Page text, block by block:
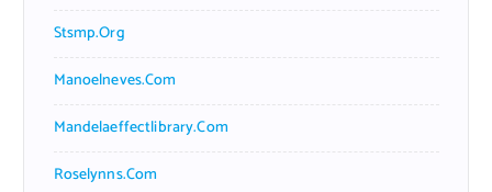
Stsmp.org
Manoelneves.com
Mandelaeffectlibrary.com
Roselynns.com